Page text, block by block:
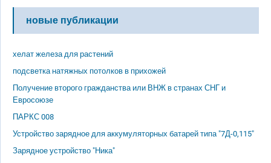
новые публикации
хелат железа для растений
подсветка натяжных потолков в прихожей
Получение второго гражданства или ВНЖ в странах СНГ и
Евросоюзе
ПАРКС 008
Устройство зарядное для аккумуляторных батарей типа "7Д-0,115"
Зарядное устройство "Ника"